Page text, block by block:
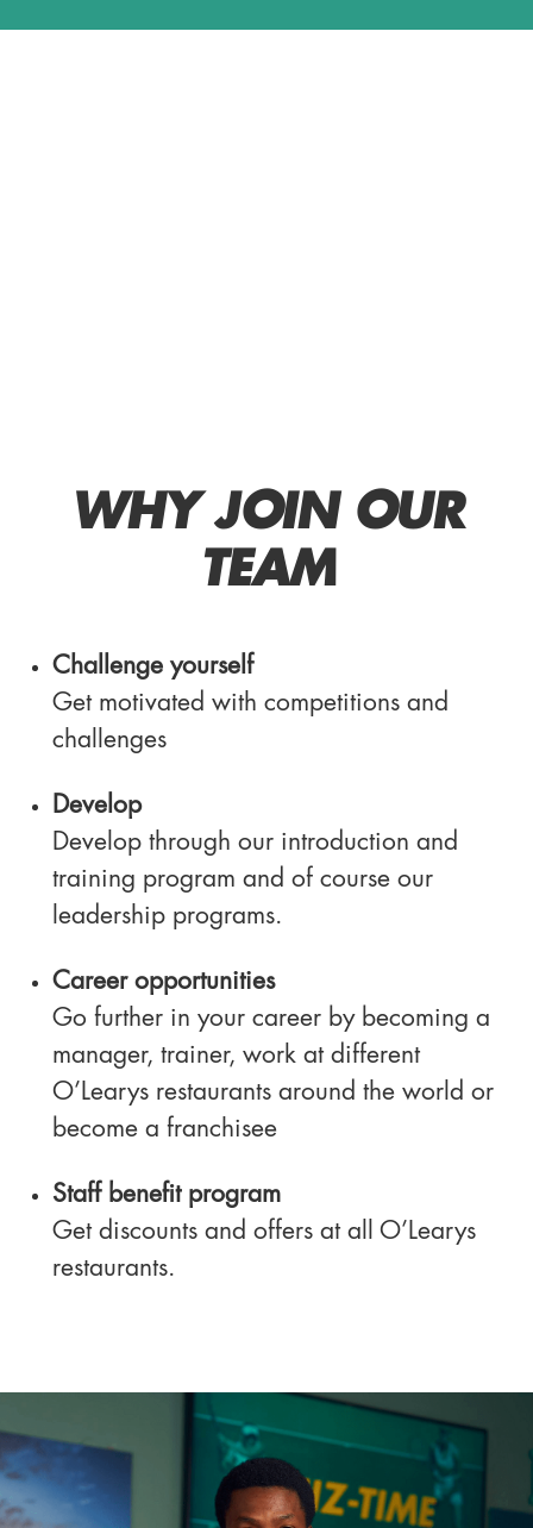
WHY JOIN OUR
TEAM
Challenge yourself
Get motivated with competitions and
challenges
Develop
Develop through our introduction and
training program and of course our
leadership programs.
Career opportunities
Go further in your career by becoming a
manager, trainer, work at different
O’Learys restaurants around the world or
become a franchisee
Staff benefit program
Get discounts and offers at all O’Learys
restaurants.